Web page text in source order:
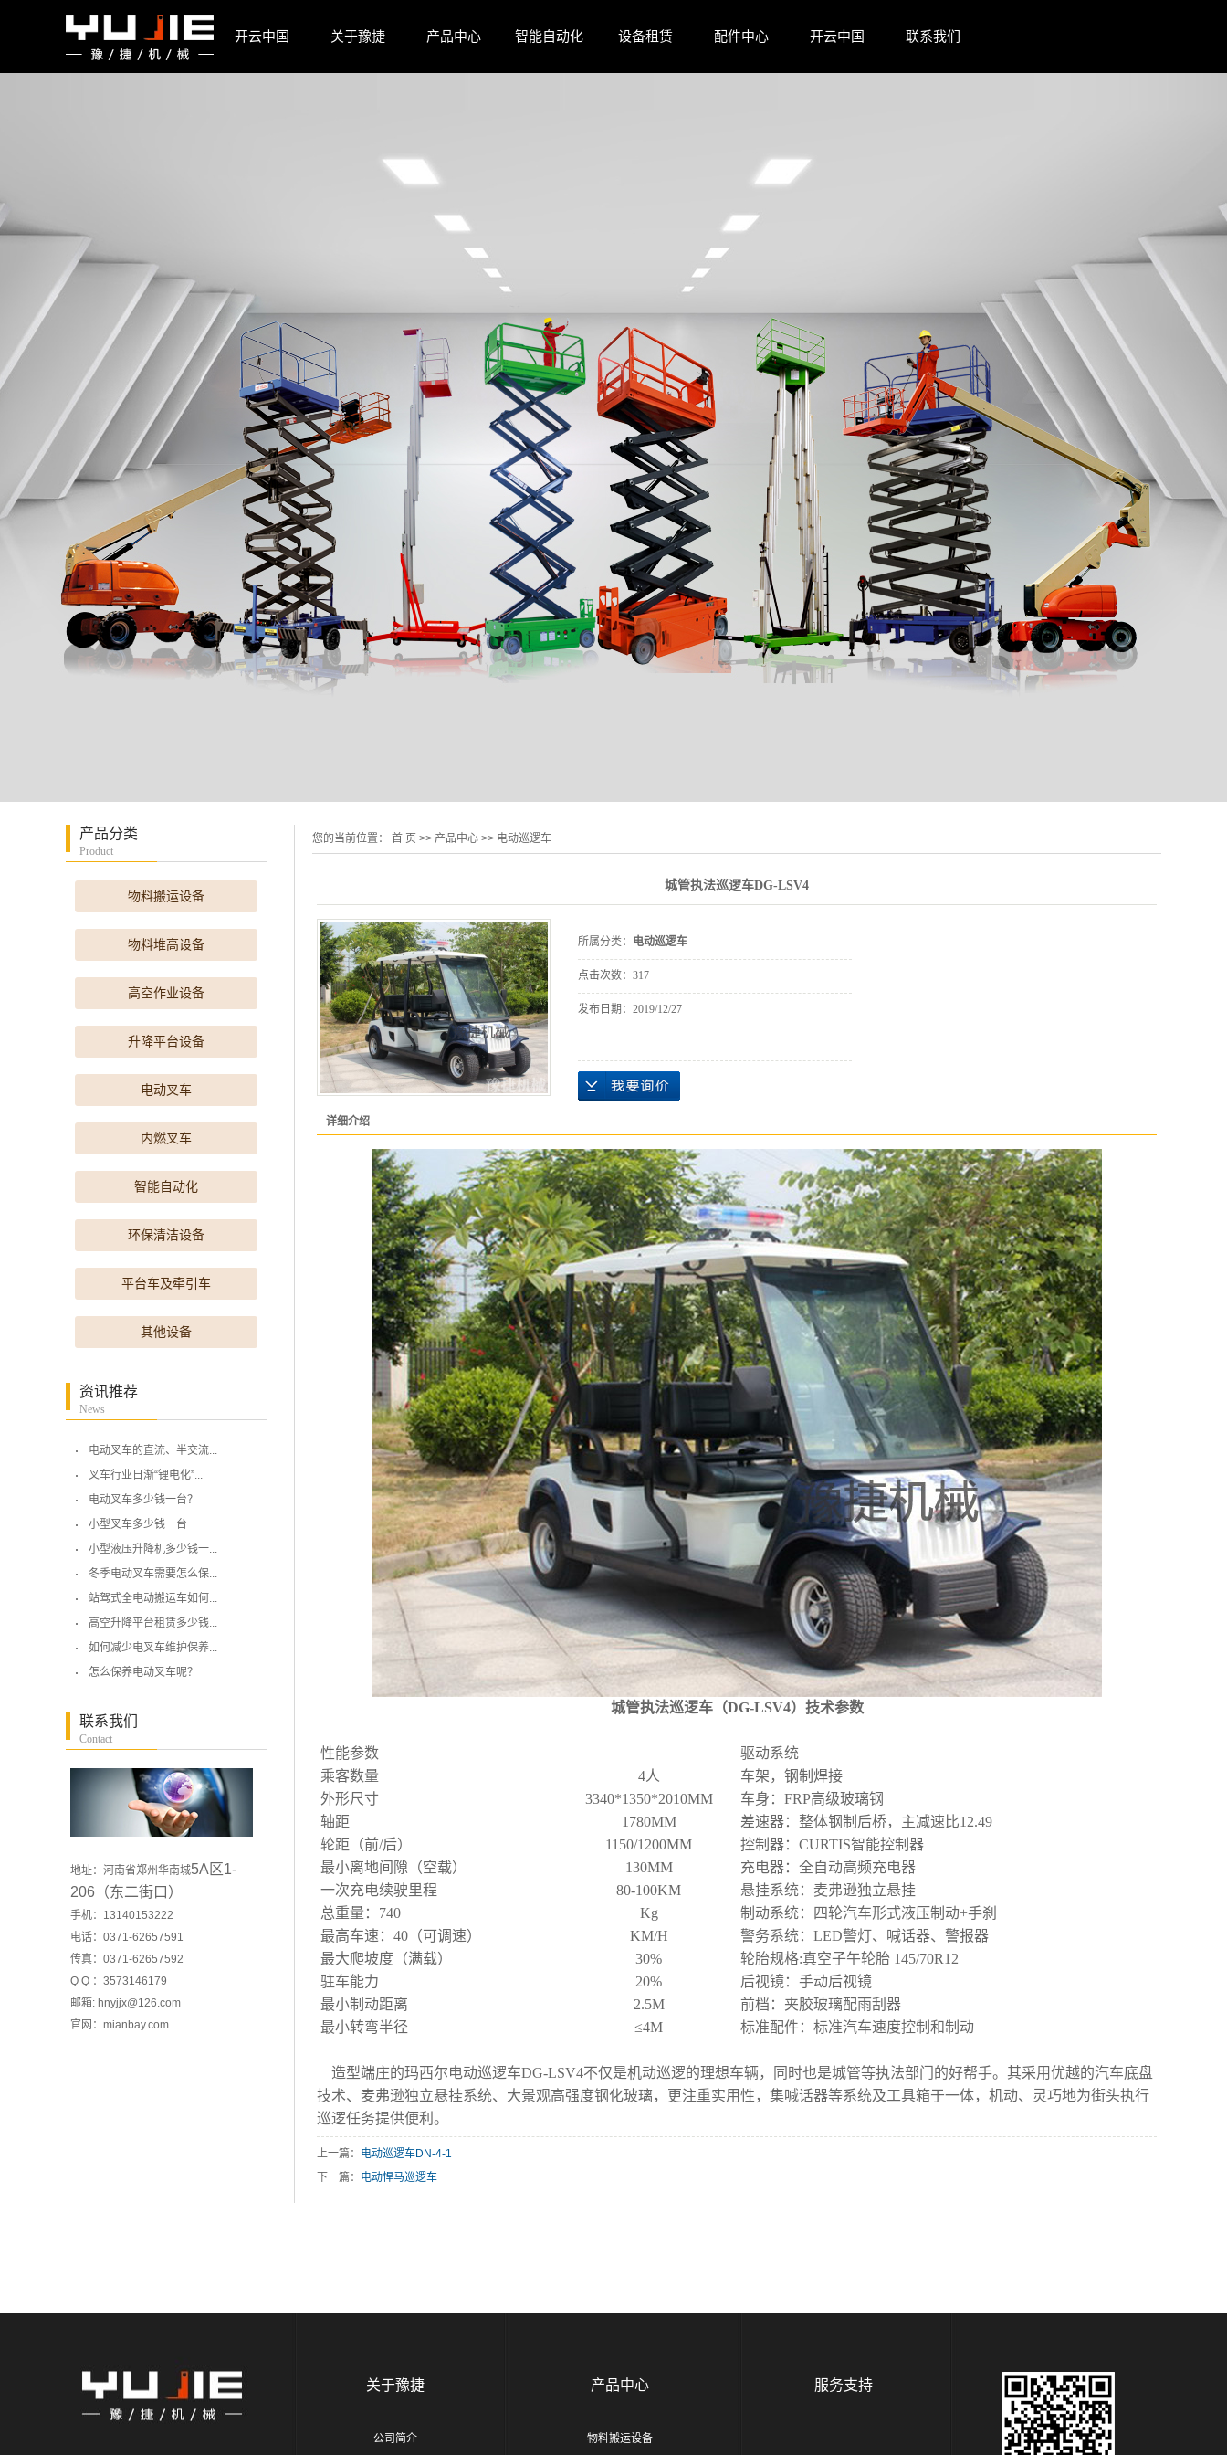
开云中国 关于豫捷 产品中心 智能自动化 设备租赁 配件中心 开云中国 联系我们
产品分类
Product
物料搬运设备
物料堆高设备
高空作业设备
升降平台设备
电动叉车
内燃叉车
智能自动化
环保清洁设备
平台车及牵引车
其他设备
资讯推荐
News
电动叉车的直流、半交流...
叉车行业日渐“锂电化”...
电动叉车多少钱一台？
小型叉车多少钱一台
小型液压升降机多少钱一...
冬季电动叉车需要怎么保...
站驾式全电动搬运车如何...
高空升降平台租赁多少钱...
如何减少电叉车维护保养...
怎么保养电动叉车呢？
联系我们
Contact
地址：河南省郑州华南城5A区1-
206（东二街口）
手机：13140153222
电话：0371-62657591
传真：0371-62657592
Q Q ：3573146179
邮箱: hnyjjx@126.com
官网： mianbay.com
您的当前位置： 首 页 >> 产品中心 >> 电动巡逻车
城管执法巡逻车DG-LSV4
所属分类： 电动巡逻车
点击次数： 317
发布日期： 2019/12/27
详细介绍
城管执法巡逻车（DG-LSV4）技术参数
性能参数
驱动系统
乘客数量
4人
车架，钢制焊接
外形尺寸
3340*1350*2010MM
车身：FRP高级玻璃钢
轴距
1780MM
差速器：整体钢制后桥，主减速比12.49
轮距（前/后）
1150/1200MM
控制器：CURTIS智能控制器
最小离地间隙（空载）
130MM
充电器：全自动高频充电器
一次充电续驶里程
80-100KM
悬挂系统：麦弗逊独立悬挂
总重量：740
Kg
制动系统：四轮汽车形式液压制动+手刹
最高车速：40（可调速）
KM/H
警务系统：LED警灯、喊话器、警报器
最大爬坡度（满载）
30%
轮胎规格:真空子午轮胎 145/70R12
驻车能力
20%
后视镜：手动后视镜
最小制动距离
2.5M
前档：夹胶玻璃配雨刮器
最小转弯半径
≤4M 标准配件：标准汽车速度控制和制动
造型端庄的玛西尔电动巡逻车DG-LSV4不仅是机动巡逻的理想车辆，同时也是城管等执法部门的好帮手。其采用优越的汽车底盘
技术、麦弗逊独立悬挂系统、大景观高强度钢化玻璃，更注重实用性，集喊话器等系统及工具箱于一体，机动、灵巧地为街头执行
巡逻任务提供便利。
上一篇： 电动巡逻车DN-4-1
下一篇： 电动悍马巡逻车
关于豫捷
公司简介
产品中心
物料搬运设备
服务支持